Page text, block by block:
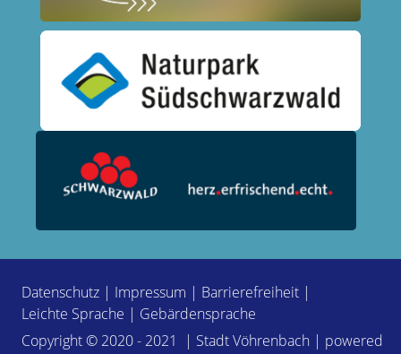
Datenschutz | Impressum | Barrierefreiheit |
Leichte Sprache | Gebärdensprache
Copyright © 2020 - 2021 | Stadt Vöhrenbach | powered